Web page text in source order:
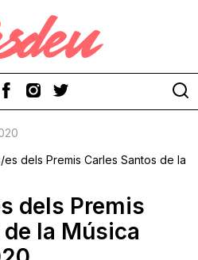
es dels Premis Carles Santos de la
dels Premis
la Música